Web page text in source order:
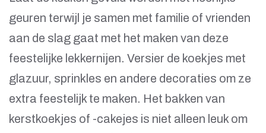
geuren terwijl je samen met familie of vrienden
aan de slag gaat met het maken van deze
feestelijke lekkernijen. Versier de koekjes met
glazuur, sprinkles en andere decoraties om ze
extra feestelijk te maken. Het bakken van
kerstkoekjes of -cakejes is niet alleen leuk om